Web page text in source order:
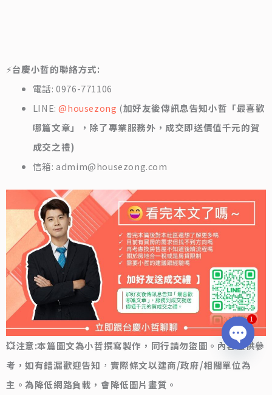
⚡台慶小哲的聯絡方式:
電話: 0976-771106
LINE:@housezong (加好友後傳訊息告知小哲「最喜歡
哪篇文章」，除了專業服務外，成交即送價值千元的賀
成交之禮)
信箱: admim@housezong.com
💥注意:本篇圖文為小哲撰寫製作，同行請勿盜圖。內容僅供參
考，如有錯漏歡迎告知 ， 實際條文以建商/政府/相關單位為
主。為降低網路負載，會降低圖片畫質。
OPEN
CHATY
1